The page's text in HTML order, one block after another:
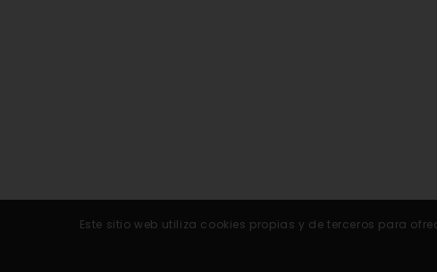
Este sitio web utiliza cookies propias y de terceros para